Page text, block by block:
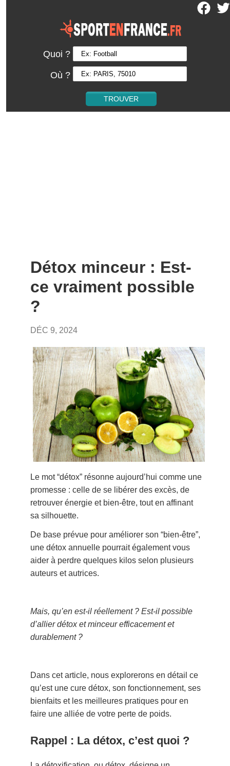
Quoi ?
Où ?
Détox minceur : Est-
ce vraiment possible
?
DÉC 9, 2024
Le mot “détox” résonne aujourd’hui comme une
promesse : celle de se libérer des excès, de
retrouver énergie et bien-être, tout en affinant
sa silhouette.
De base prévue pour améliorer son “bien-être”,
une détox annuelle pourrait également vous
aider à perdre quelques kilos selon plusieurs
auteurs et autrices.
Mais, qu’en est-il réellement ? Est-il possible
d’allier détox et minceur efficacement et
durablement ?
Dans cet article, nous explorerons en détail ce
qu’est une cure détox, son fonctionnement, ses
bienfaits et les meilleures pratiques pour en
faire une alliée de votre perte de poids.
Rappel : La détox, c’est quoi ?